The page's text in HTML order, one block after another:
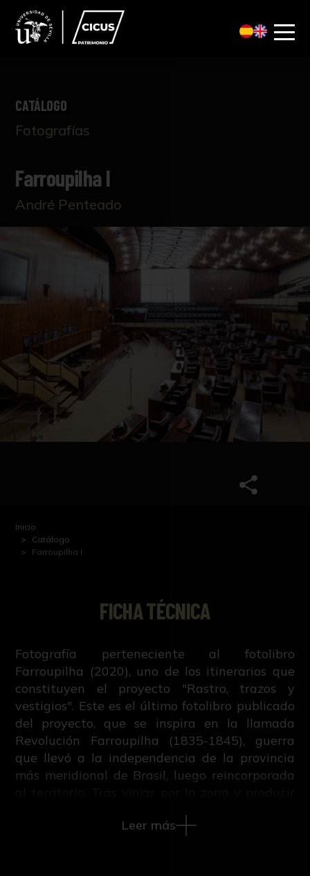
CATÁLOGO
Fotografías
Farroupilha I
André Penteado
Inicio
Catálogo
Farroupilha I
FICHA TÉCNICA
Fotografía perteneciente al fotolibro
Farroupilha (2020), uno de los itinerarios que
constituyen el proyecto "Rastro, trazos y
vestigios". Este es el último fotolibro publicado
del proyecto, que se inspira en la llamada
Revolución Farroupilha (1835-1845), guerra
que llevó a la independencia de la provincia
más meridional de Brasil, luego reincorporada
cuenta con 116 fotografías divididas en
Leer más